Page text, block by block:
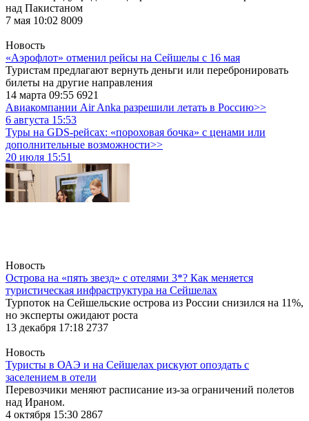
над Пакистаном
7 мая 10:02 8009
Новость
«Аэрофлот» отменил рейсы на Сейшелы с 16 мая
Туристам предлагают вернуть деньги или перебронировать
билеты на другие направления
14 марта 09:55 6921
Авиакомпании Air Anka разрешили летать в Россию>>
6 августа 15:53
Туры на GDS-рейсах: «пороховая бочка» с ценами или
дополнительные возможности>>
20 июля 15:51
Новость
Острова на «пять звезд» с отелями 3*? Как меняется
туристическая инфраструктура на Сейшелах
Турпоток на Сейшельские острова из России снизился на 11%,
но эксперты ожидают роста
13 декабря 17:18 2737
Новость
Туристы в ОАЭ и на Сейшелах рискуют опоздать с
заселением в отели
Перевозчики меняют расписание из-за ограничений полетов
над Ираном.
4 октября 15:30 2867